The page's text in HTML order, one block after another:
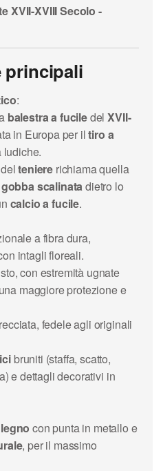
XVII-XVIII Secolo -
principali
:
balestra a fuciledelXVII-
in Europa per iltiro a
ludiche.
delteniere richiama quella
gobba scalinatadietro lo
calcio a fucile.
a fibra dura,
intagli floreali.
con estremità ugnate
maggiore protezione e
fedele agli originali
bruniti (staffa, scatto,
e dettagli decorativi in
con punta in metallo e
, per il massimo